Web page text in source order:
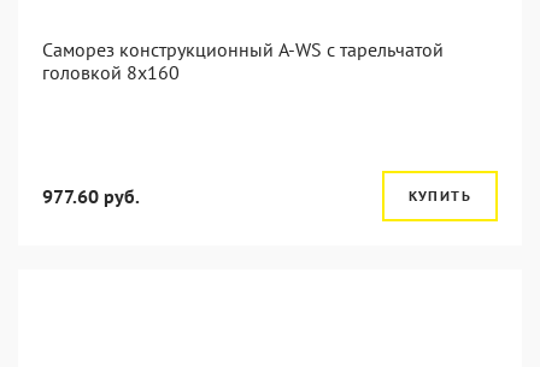
Саморез конструкционный A-WS с тарельчатой
головкой 8x160
977.60 руб. КУПИТЬ